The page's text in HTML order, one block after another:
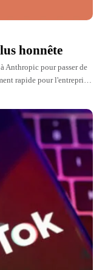
honnête
Anthropic pour passer de
rapide pour l'entreprise.